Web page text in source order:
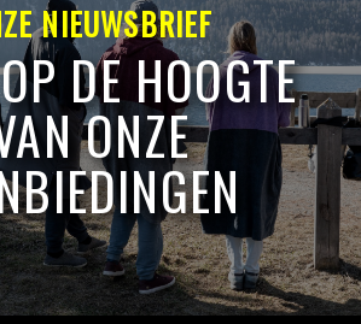
NIEUWSBRIEF
DE HOOGTE
ONZE